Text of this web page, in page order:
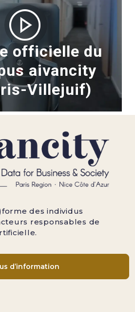
officielle du
aivancity
Villejuif)
des individus
responsables de
d’information